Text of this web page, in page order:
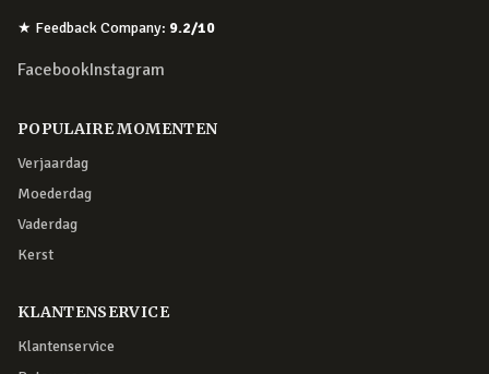
★ Feedback Company: 9.2/10
FacebookInstagram
POPULAIRE MOMENTEN
Verjaardag
Moederdag
Vaderdag
Kerst
KLANTENSERVICE
Klantenservice